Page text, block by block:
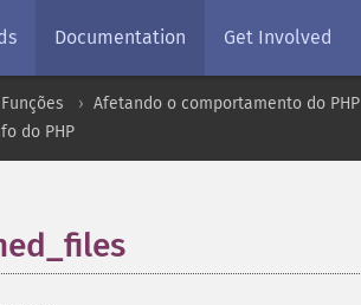
Documentation Get Involved
Afetando o comportamento do PHP
do PHP